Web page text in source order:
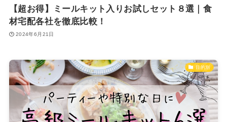
【超お得】ミールキット入りお試しセット８選｜食
材宅配各社を徹底比較！
2024年6月21日
目的別